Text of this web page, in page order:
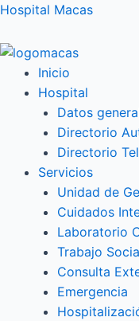
Ir
contenido
Hospital Macas
Inicio
Hospital
Datos
Directorio
Directorio
Servicios
Unidad de
Cuidados
Laboratorio
Trabajo
Consulta
Emergencia